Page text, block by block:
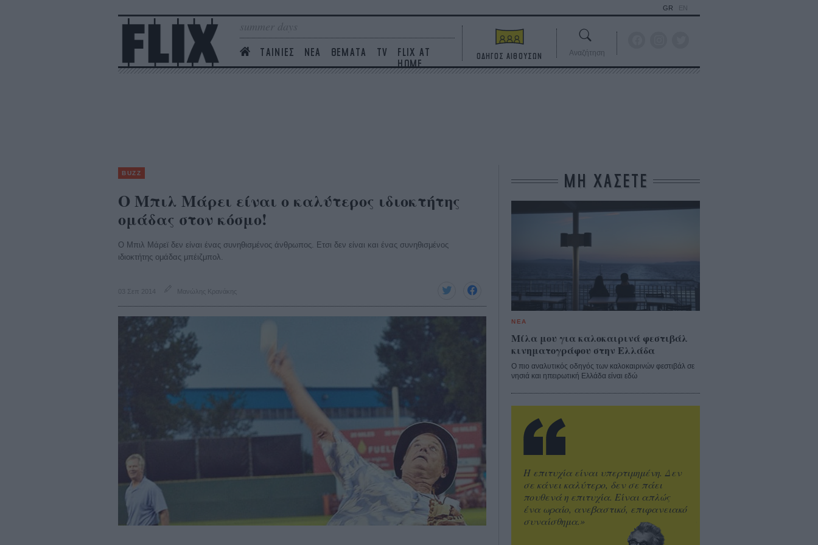
summer days
ΤΑΙΝΙΕΣ ΝΕΑ ΘΕΜΑΤΑ TV
FLIX AT
HOME
GR EN
ΟΔΗΓΟΣ ΑΙΘΟΥΣΩΝ Αναζήτηση
BUZZ
Ο Μπιλ Μάρει είναι ο καλύτερος ιδιοκτήτης
ομάδας στον κόσμο!
Ο Μπιλ Μάρεϊ δεν είναι ένας συνηθισμένος άνθρωπος. Ετσι δεν είναι και ένας συνηθισμένος
ιδιοκτήτης ομάδας μπέιζμπολ.
03 Σεπ 2014 Μανώλης Κρανάκης
ΜΗ ΧΑΣΕΤΕ
ΝΕΑ
Μίλα μου για καλοκαιρινά φεστιβάλ
κινηματογράφου στην Ελλάδα
Ο πιο αναλυτικός οδηγός των καλοκαιρινών φεστιβάλ σε
νησιά και ηπειρωτική Ελλάδα είναι εδώ
Η επιτυχία είναι υπερτιμημένη. Δεν
σε κάνει καλύτερο, δεν σε πάει
πουθενά η επιτυχία. Είναι απλώς
ένα ωραίο, ανεβαστικό, επιφανειακό
συναίσθημα.»